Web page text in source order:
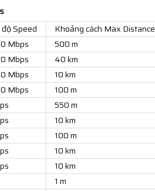
độ Speed
Khoảng cách Max Distance
Mbps
500 m
Mbps
40 km
Mbps
10 km
Mbps
100 m
550 m
10 km
100 m
10 km
10 km
1 m